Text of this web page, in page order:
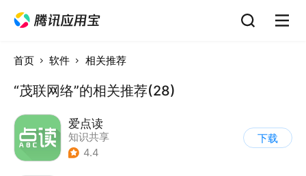
首页 软件 相关推荐
“茂联网络”的相关推荐(28)
爱点读
知识共享
4.4
下载